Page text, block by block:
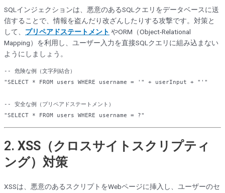
SQLインジェクションは、悪意のあるSQLクエリをデータベースに送
信することで、情報を盗んだり改ざんしたりする攻撃です。対策と
して、 プリペアドステートメント やORM（Object-Relational
Mapping）を利用し、ユーザー入力を直接SQLクエリに組み込まない
ようにしましょう。
-- 危険な例（文字列結合）
"SELECT * FROM users WHERE username = '" + userInput + "' "
-- 安全な例（プリペアドステートメント）
"SELECT * FROM users WHERE username = ?"
2. XSS（クロスサイトスクリプティ
ング）対策
XSSは、悪意のあるスクリプトをWebページに挿入し、ユーザーのセ